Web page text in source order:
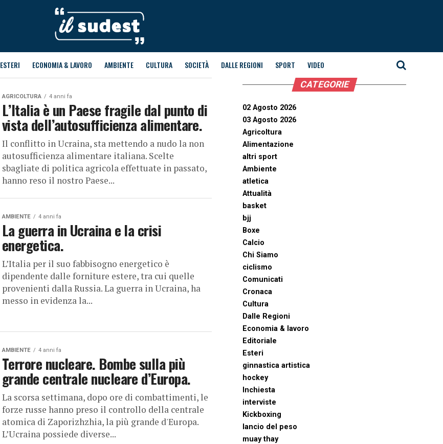
ESTERI ECONOMIA & LAVORO AMBIENTE CULTURA SOCIETÀ DALLE REGIONI SPORT VIDEO
AGRICOLTURA 4 anni fa
L’Italia è un Paese fragile dal punto di
vista dell’autosufficienza alimentare.
Il conflitto in Ucraina, sta mettendo a nudo la non
autosufficienza alimentare italiana. Scelte
sbagliate di politica agricola effettuate in passato,
hanno reso il nostro Paese...
AMBIENTE 4 anni fa
La guerra in Ucraina e la crisi
energetica.
L’Italia per il suo fabbisogno energetico è
dipendente dalle forniture estere, tra cui quelle
provenienti dalla Russia. La guerra in Ucraina, ha
messo in evidenza la...
AMBIENTE 4 anni fa
Terrore nucleare. Bombe sulla più
grande centrale nucleare d’Europa.
La scorsa settimana, dopo ore di combattimenti, le
forze russe hanno preso il controllo della centrale
atomica di Zaporizhzhia, la più grande d'Europa.
L’Ucraina possiede diverse...
CATEGORIE
02 Agosto 2026
03 Agosto 2026
Agricoltura
Alimentazione
altri sport
Ambiente
atletica
Attualità
basket
bjj
Boxe
Calcio
Chi Siamo
ciclismo
Comunicati
Cronaca
Cultura
Dalle Regioni
Economia & lavoro
Editoriale
Esteri
ginnastica artistica
hockey
Inchiesta
interviste
Kickboxing
lancio del peso
muay thay